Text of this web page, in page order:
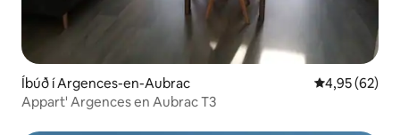
Íbúð í Argences-en-Aubrac 4,95 af 5 í
4,95 (62)
Appart' Argences en Aubrac T3